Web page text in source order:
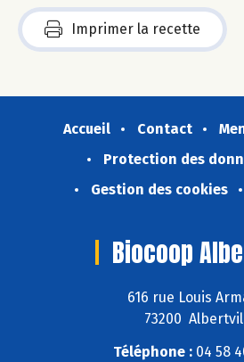
Imprimer la recette
Accueil Contact
Protection des
Gestion des cookies
Biocoop
616 rue Louis
73200
Téléphone :04 58